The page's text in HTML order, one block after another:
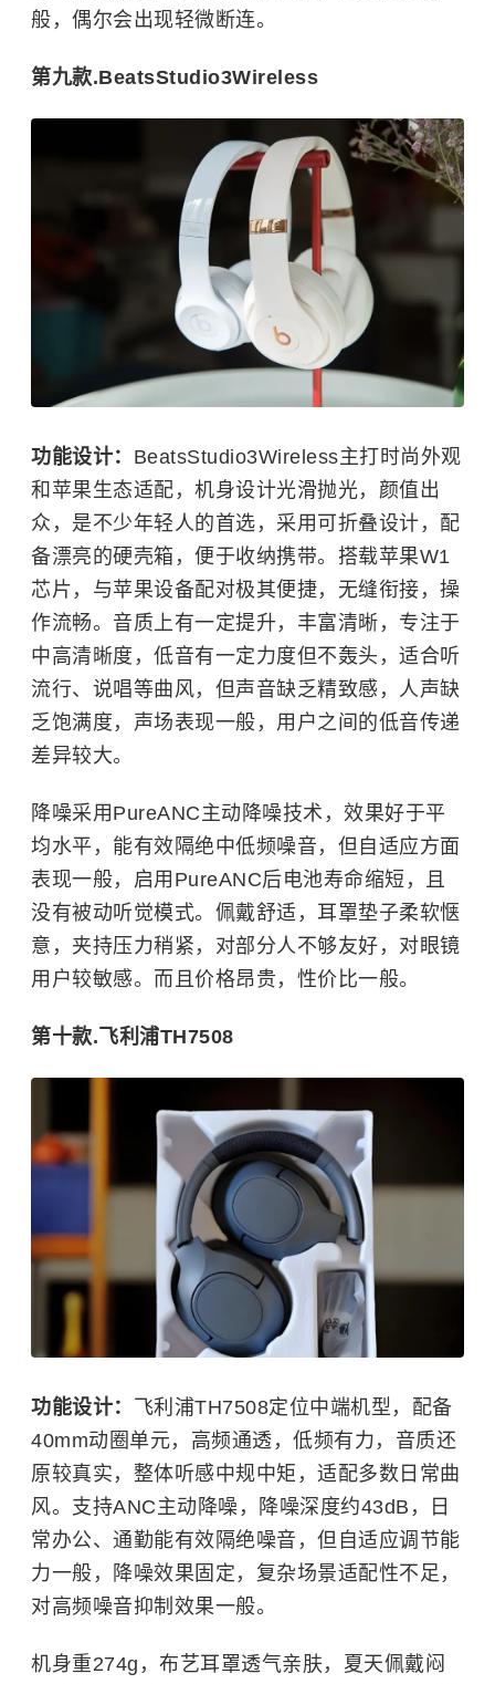
般，偶尔会出现轻微断连。
第九款.BeatsStudio3Wireless
功能设计： BeatsStudio3Wireless主打时尚外观
和苹果生态适配，机身设计光滑抛光，颜值出
众，是不少年轻人的首选，采用可折叠设计，配
备漂亮的硬壳箱，便于收纳携带。搭载苹果W1
芯片，与苹果设备配对极其便捷，无缝衔接，操
作流畅。音质上有一定提升，丰富清晰，专注于
中高清晰度，低音有一定力度但不轰头，适合听
流行、说唱等曲风，但声音缺乏精致感，人声缺
乏饱满度，声场表现一般，用户之间的低音传递
差异较大。
降噪采用PureANC主动降噪技术，效果好于平
均水平，能有效隔绝中低频噪音，但自适应方面
表现一般，启用PureANC后电池寿命缩短，且
没有被动听觉模式。佩戴舒适，耳罩垫子柔软惬
意，夹持压力稍紧，对部分人不够友好，对眼镜
用户较敏感。而且价格昂贵，性价比一般。
第十款.飞利浦TH7508
功能设计： 飞利浦TH7508定位中端机型，配备
40mm动圈单元，高频通透，低频有力，音质还
原较真实，整体听感中规中矩，适配多数日常曲
风。支持ANC主动降噪，降噪深度约43dB，日
常办公、通勤能有效隔绝噪音，但自适应调节能
力一般，降噪效果固定，复杂场景适配性不足，
对高频噪音抑制效果一般。
机身重274g，布艺耳罩透气亲肤，夏天佩戴闷